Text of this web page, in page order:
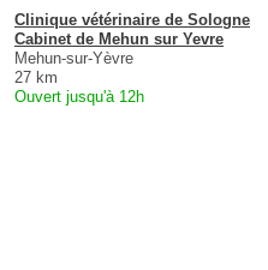
Clinique vétérinaire de Sologne
Cabinet de Mehun sur Yevre
Mehun-sur-Yèvre
27 km
Ouvert jusqu'à 12h